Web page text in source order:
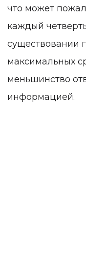
что может
каждый
существовании
максимальных
меньшинство
информацией.